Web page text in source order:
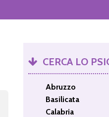
CERCA LO
Abruzzo
Basilicata
Calabria